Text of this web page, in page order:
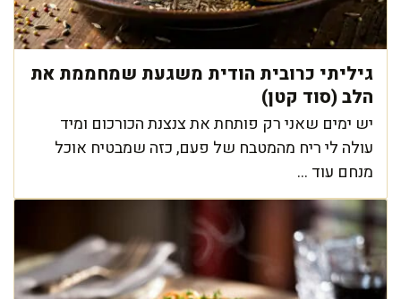
גיליתי כרובית הודית משגעת שמחממת את
הלב (סוד קטן)
יש ימים שאני רק פותחת את צנצנת הכורכום ומיד
עולה לי ריח מהמטבח של פעם, כזה שמבטיח אוכל
מנחם עוד ...